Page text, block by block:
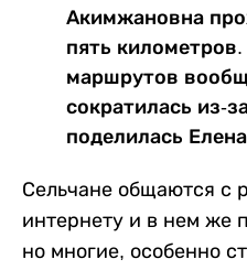
Акимжановна
пять
маршрутов
сократилась из-
поделилась
Сельчане общаются с
интернету и в нем же
но многие, особенно